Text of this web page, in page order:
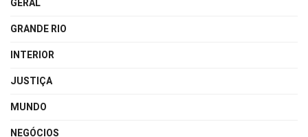
GERAL
GRANDE RIO
INTERIOR
JUSTIÇA
MUNDO
NEGÓCIOS